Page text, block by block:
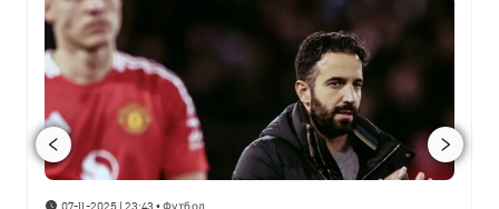
07-11-2025 | 23:43 •Футбол